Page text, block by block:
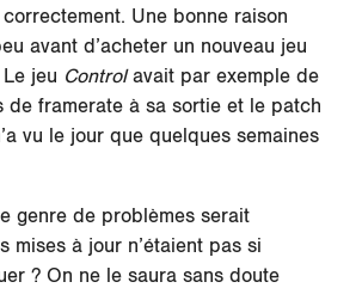
Une bonne raison
avant d’acheter un nouveau jeu
jeu Controlavait par exemple de
de framerate à sa sortie et le patch
vu le jour que quelques semaines
genre de problèmes serait
mises à jour n’étaient pas si
? On ne le saura sans doute